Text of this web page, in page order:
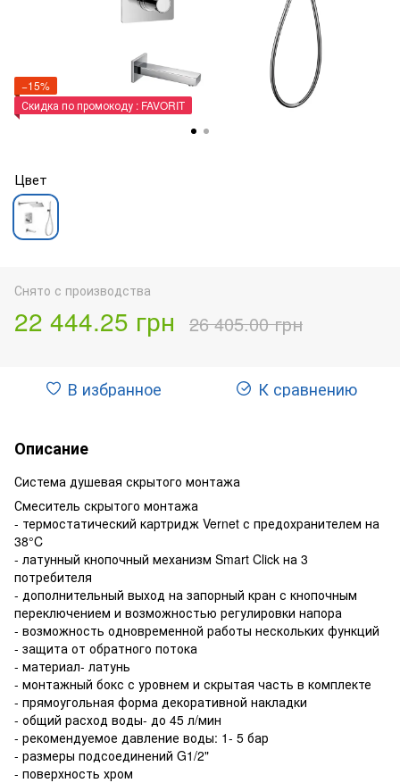
−15%
Скидка по промокоду : FAVORIT
Цвет
Снято с производства
22 444.25 грн 26 405.00 грн
В избранное К сравнению
Описание
Система душевая скрытого монтажа
Смеситель скрытого монтажа
- термостатический картридж Vernet с предохранителем на
38°C
- латунный кнопочный механизм Smart Click на 3
потребителя
- дополнительный выход на запорный кран с кнопочным
переключением и возможностью регулировки напора
- возможность одновременной работы нескольких функций
- защита от обратного потока
- материал- латунь
- монтажный бокс с уровнем и скрытая часть в комплекте
- прямоугольная форма декоративной накладки
- общий расход воды- до 45 л/мин
- рекомендуемое давление воды: 1- 5 бар
- размеры подсоединений G1/2"
- поверхность хром